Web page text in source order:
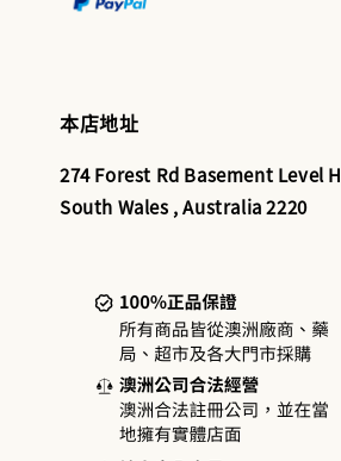
本店地址
274 Forest Rd Basement Level
South Wales , Australia 2220